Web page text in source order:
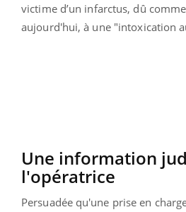
victime d’un infarctus, dû
aujourd'hui, à une "intoxication
Une information
l'opératrice
Persuadée qu'une prise en